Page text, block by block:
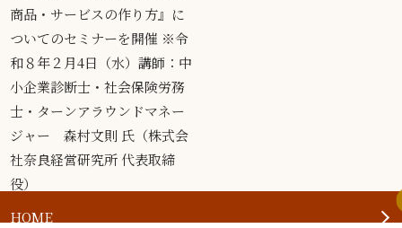
商品・サービスの作り方』に
ついてのセミナーを開催 ※令
和８年２月4日（水）講師：中
小企業診断士・社会保険労務
士・ターンアラウンドマネー
ジャー 森村文則 氏（株式会
社奈良経営研究所 代表取締
役）
HOME